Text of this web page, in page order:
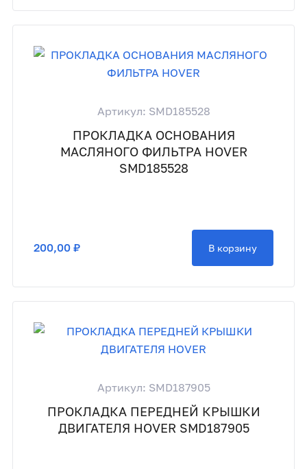
Артикул: SMD185528
ПРОКЛАДКА ОСНОВАНИЯ
МАСЛЯНОГО ФИЛЬТРА HOVER
SMD185528
200,00 ₽ В корзину
Артикул: SMD187905
ПРОКЛАДКА ПЕРЕДНЕЙ КРЫШКИ
ДВИГАТЕЛЯ HOVER SMD187905